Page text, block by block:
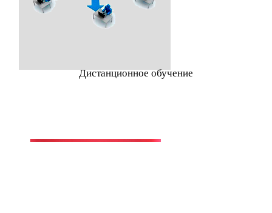
Дистанционное обучение